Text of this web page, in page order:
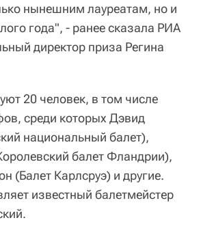
нынешним лауреатам, но и
года", - ранее сказала РИА
директор приза Регина
20 человек, в том числе
среди которых Дэвид
национальный балет),
балет Фландрии),
(Балет Карлсруэ) и другие.
известный балетмейстер